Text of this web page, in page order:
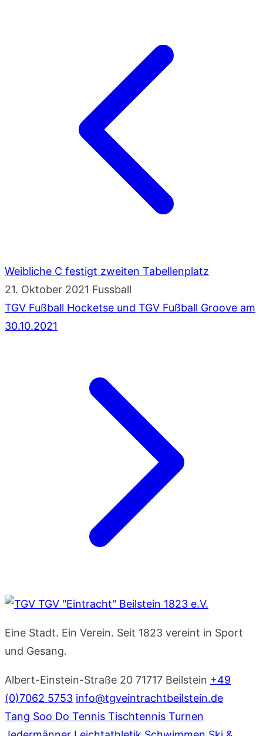
Weibliche C festigt zweiten Tabellenplatz
21. Oktober 2021 Fussball
TGV Fußball Hocketse und TGV Fußball Groove am
30.10.2021
TGV "Eintracht" Beilstein 1823 e.V.
Eine Stadt. Ein Verein. Seit 1823 vereint in Sport
und Gesang.
Albert-Einstein-Straße 20 71717 Beilstein +49
(0)7062 5753 info@tgveintrachtbeilstein.de
Tang Soo Do Tennis Tischtennis Turnen